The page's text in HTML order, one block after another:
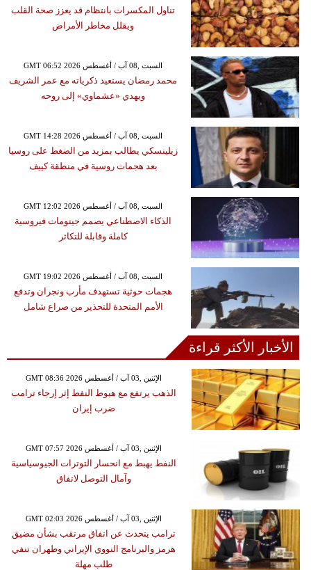
تناول المكسرات بانتظام قد يعزز صحة القلب
ويقلل مخاطر الأمراض
GMT 06:52 2026 السبت ,08 آب / أغسطس
محمد رمضان يستعيد ذكرياته مع عمر الشريف
ويهدي «عشماوي» إلى روحه
GMT 14:28 2026 السبت ,08 آب / أغسطس
زيلينسكي يطالب بمزيد من الضغط على روسيا
بعد هجمات روسية في منطقة كييف
GMT 12:02 2026 السبت ,08 آب / أغسطس
الذكاء الاصطناعي يصمم جينومات فيروسية
كاملة وقابلة للتكاثر
GMT 19:02 2026 السبت ,08 آب / أغسطس
هجمات حوثية تستهدف مأرب ونجران وتدفع
الأمم المتحدة للتحذير من صراع شامل
الأخبار الأكثر قراءة
GMT 08:36 2026 الإثنين ,03 آب / أغسطس
الذهب يرتفع مع هبوط النفط إثر إرجاء ترامب
ضرب إيران
GMT 07:57 2026 الإثنين ,03 آب / أغسطس
النفط يهبط مع انحسار التوترات الجيوسياسية
وآمال التوصل لاتفاق
GMT 02:03 2026 الإثنين ,03 آب / أغسطس
ترامب يتحدث عن اتفاق مرتقب بشأن مضيق
هرمز والبرنامج النووي الإيراني وطهران تنفي
طلب مهلة